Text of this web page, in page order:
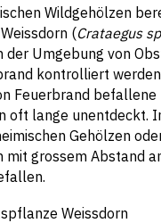
Wildgehölzen
(Crataegus sp
der Umgebung von
kontrolliert
Feuerbrand befallene
oft lange unentdeckt.
Gehölzen
mit grossem Abstand